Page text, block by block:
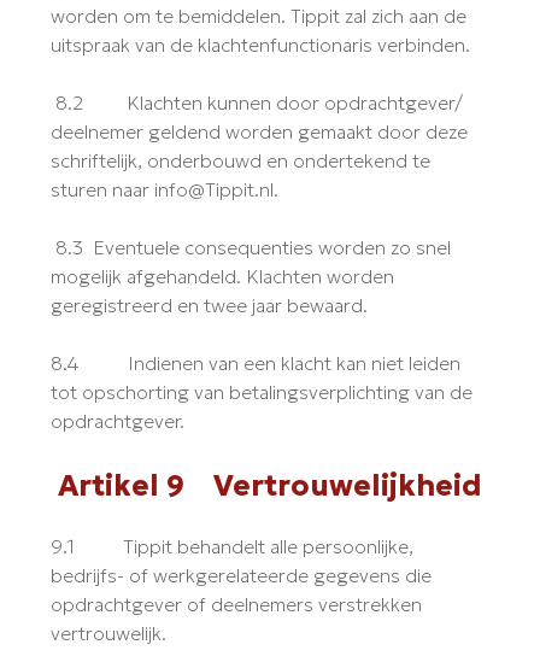
worden om te bemiddelen. Tippit zal zich aan de
uitspraak van de klachtenfunctionaris verbinden.
8.2 Klachten kunnen door opdrachtgever/
deelnemer geldend worden gemaakt door deze
schriftelijk, onderbouwd en ondertekend te
sturen naar info@Tippit.nl.
8.3 Eventuele consequenties worden zo snel
mogelijk afgehandeld. Klachten worden
geregistreerd en twee jaar bewaard.
8.4 Indienen van een klacht kan niet leiden
tot opschorting van betalingsverplichting van de
opdrachtgever.
Artikel 9 Vertrouwelijkheid
9.1 Tippit behandelt alle persoonlijke,
bedrijfs- of werkgerelateerde gegevens die
opdrachtgever of deelnemers verstrekken
vertrouwelijk.